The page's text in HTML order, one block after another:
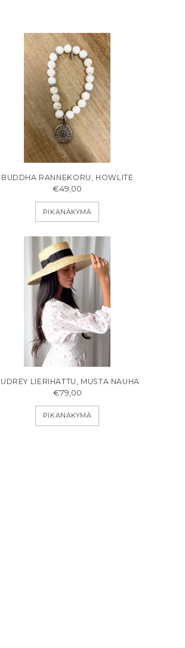
BUDDHA RANNEKORU, HOWLITE
€49,00
PIKANÄKYMÄ
LIERIHATTU, MUSTA NAUHA
€79,00
PIKANÄKYMÄ